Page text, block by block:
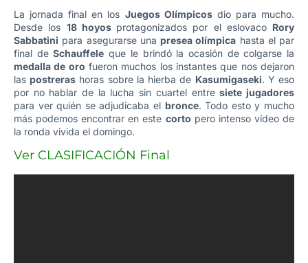
La jornada final en los Juegos Olímpicosdio para mucho.
Desde los 18 hoyos protagonizados por el eslovaco Rory
Sabbatini para asegurarse una presea olímpica hasta el par
final deSchauffele que le brindó la ocasión de colgarse la
medalla de oro fueron muchos los instantes que nos dejaron
las postreras horas sobre la hierba de Kasumigaseki. Y eso
por no hablar de la lucha sin cuartel entresiete jugadores
para ver quién se adjudicaba el bronce. Todo esto y mucho
más podemos encontrar en este corto pero intenso vídeo de
la ronda vivida el domingo.
Ver CLASIFICACIÓN Final